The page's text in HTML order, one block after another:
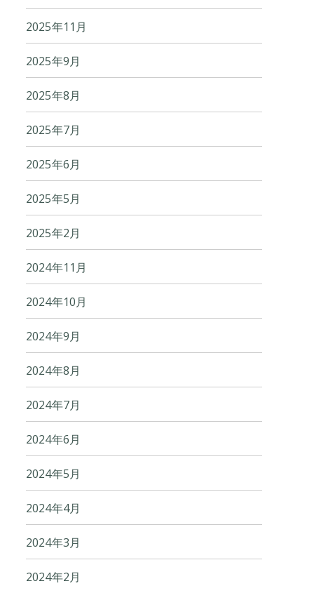
2025年11月
2025年9月
2025年8月
2025年7月
2025年6月
2025年5月
2025年2月
2024年11月
2024年10月
2024年9月
2024年8月
2024年7月
2024年6月
2024年5月
2024年4月
2024年3月
2024年2月